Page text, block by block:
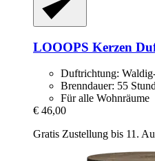
LOOOPS Kerzen
Duftrichtung:
Brenndauer: 55
Für alle Wohnräume
€ 46,00
Gratis Zustellung bis 11.